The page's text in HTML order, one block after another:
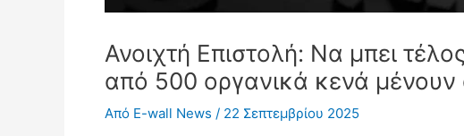
Ανοιχτή Επιστολή: Να μπει
από 500 οργανικά κενά
Από E-wall News / 22 Σεπτεμβρίου 2025